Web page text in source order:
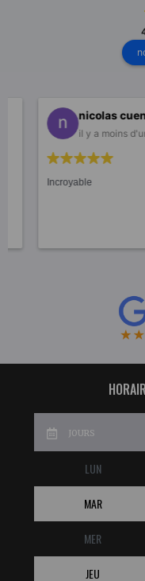
nicolas cuennet
il y a moins d'une
Incroyable
JOURS
LUN
MAR
MER
JEU